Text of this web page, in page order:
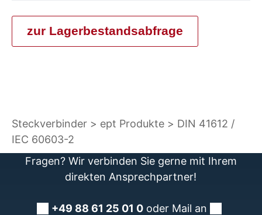
zur Lagerbestandsabfrage
Steckverbinder ept Produkte
DIN 41612 /
IEC 60603-2
Fragen? Wir verbinden Sie gerne mit Ihrem
direkten Ansprechpartner!
+49 88 61 25 01 0 oder Mail an